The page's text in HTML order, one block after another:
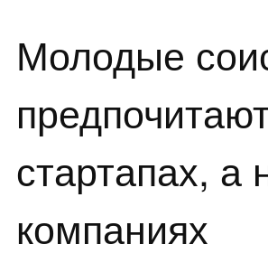
Молодые
стартапах, а
компаниях